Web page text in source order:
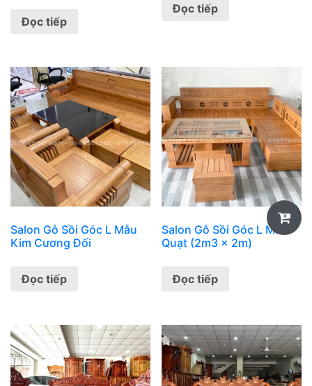
Đọc tiếp
Đọc tiếp
Salon Gỗ Sồi Góc L Mẫu
Kim Cương Đối
Đọc tiếp
Salon Gỗ Sồi Góc L Mẫu
Quạt (2m3 x 2m)
Đọc tiếp